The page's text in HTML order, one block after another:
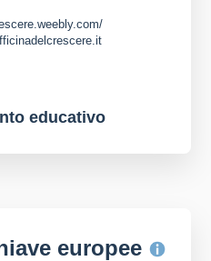
educativo
europee